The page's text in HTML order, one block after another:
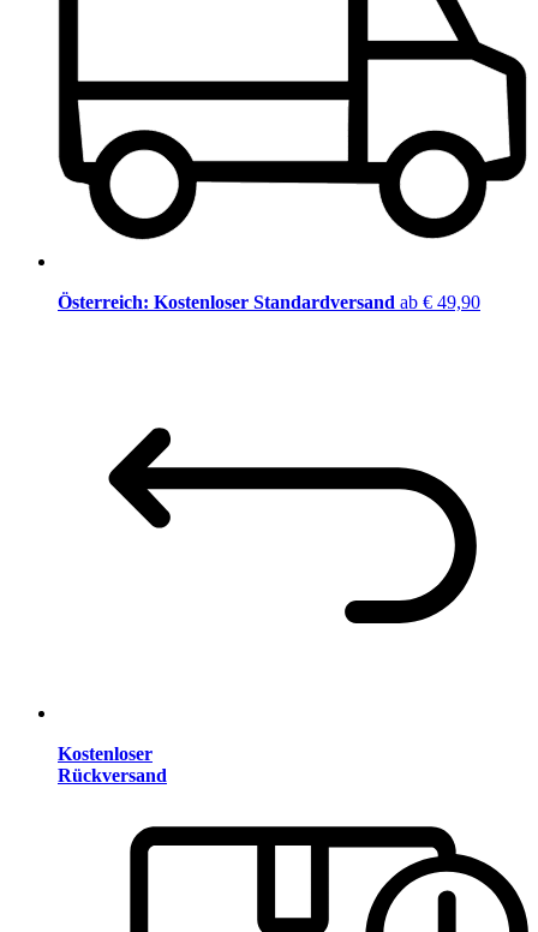
Österreich: Kostenloser Standardversand ab € 49,90
Kostenloser
Rückversand